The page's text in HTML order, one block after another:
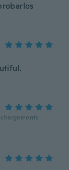
chargements